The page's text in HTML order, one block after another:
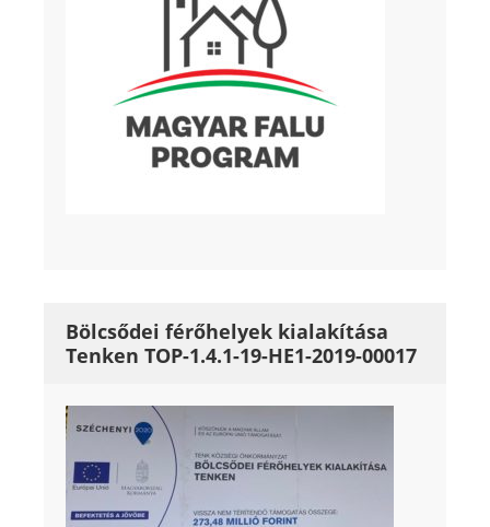
Bölcsődei férőhelyek kialakítása
Tenken TOP-1.4.1-19-HE1-2019-00017